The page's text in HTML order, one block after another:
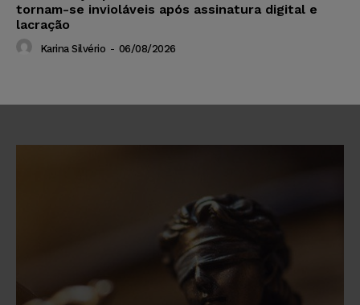
tornam-se invioláveis após assinatura digital e
lacração
Karina Silvério - 06/08/2026